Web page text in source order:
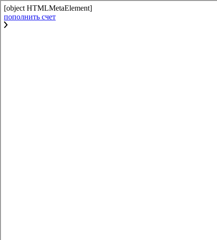
[object HTMLMetaElement]
пополнить счет